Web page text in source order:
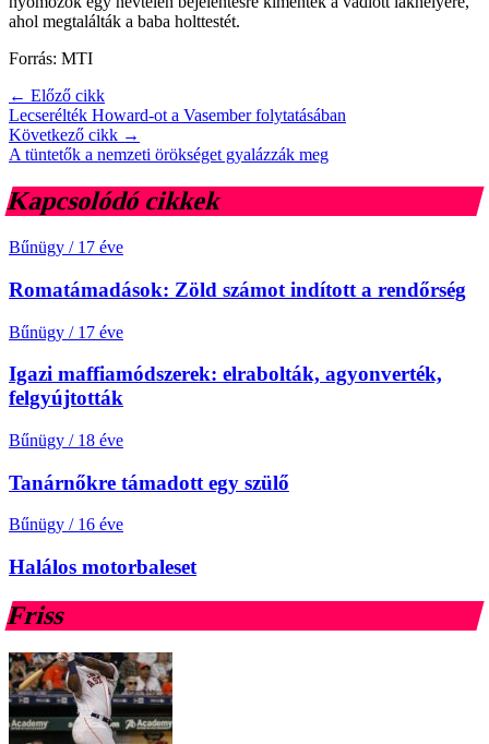
ahol megtalálták a baba holttestét.
Forrás: MTI
← Előző cikk
Lecserélték Howard-ot a Vasember folytatásában
Következő cikk →
A tüntetők a nemzeti örökséget gyalázzák meg
Kapcsolódó cikkek
Bűnügy / 17 éve
Romatámadások: Zöld számot indított a rendőrség
Bűnügy / 17 éve
Igazi maffiamódszerek: elrabolták, agyonverték,
felgyújtották
Bűnügy / 18 éve
Tanárnőkre támadott egy szülő
Bűnügy / 16 éve
Halálos motorbaleset
Friss